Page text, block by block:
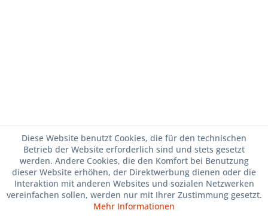
Diese Website benutzt Cookies, die für den technischen
Betrieb der Website erforderlich sind und stets gesetzt
werden. Andere Cookies, die den Komfort bei Benutzung
dieser Website erhöhen, der Direktwerbung dienen oder die
Interaktion mit anderen Websites und sozialen Netzwerken
vereinfachen sollen, werden nur mit Ihrer Zustimmung gesetzt.
Mehr Informationen